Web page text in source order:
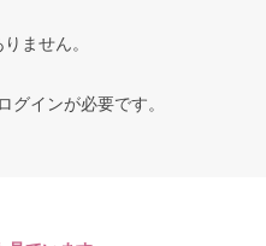
ません。
ログインが必要です。